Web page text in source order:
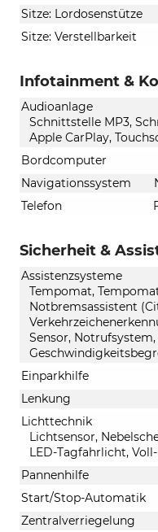
Sitze: Lordosenstütze
Sitze: Verstellbarkeit
Infotainment &
Audioanlage
Schnittstelle MP3,
Apple CarPlay,
Bordcomputer
Navigationssystem
Telefon
Sicherheit &
Assistenzsysteme
Tempomat,
Notbremsassistent
Sensor,
Einparkhilfe
Lenkung
Lichttechnik
Lichtsensor,
LED-Tagfahrlicht,
Pannenhilfe
Start/Stop-Automatik
Zentralverriegelung